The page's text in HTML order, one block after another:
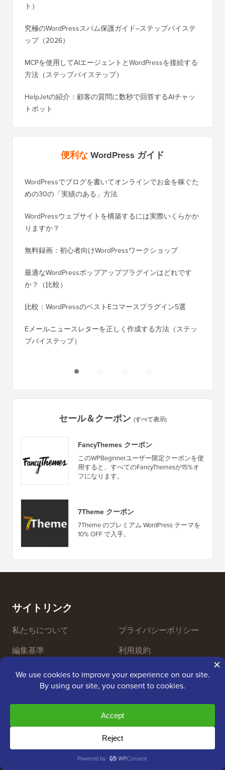
ト）
究極のWordPressスパム保護ガイド–ステップバイステ
ップ（2026）
MCPを使用してAIエージェントとWordPressを接続する
方法（ステップバイステップ）
HelpJetの紹介：顧客の質問に数秒で回答するAIチャッ
トボット
便利なWordPress ガイド
WordPressでブログを書いてオンラインでお金を稼ぐた
めの30の「実績のある」方法
WordPressウェブサイトを構築するには実際いくらかか
りますか？
無料録画：初心者向けWordPressワークショップ
最適なWordPressポップアッププラグインはどれです
か？（比較）
比較：WordPressのベストEコマースプラグイン5選
Eメールニュースレターを正しく作成する方法（ステッ
プバイステップ）
セール＆クーポン (すべて表示)
FancyThemes クーポン
このWPBeginnerユーザー限定クーポンを使
用すると、すべてのFancyThemesが15%オ
フになります。
7Theme クーポン
7Theme のプレミアム WordPress テーマを
10% OFF で入手。
サイトリンク
私たちについて
編集基準
レビューボードのご紹介
プレス＆ブランドアセッ
ト
お問い合わせ
プライバシーポリシー
利用規約
FTC開示
個人情報の販売を停止す
る
グロースファンド